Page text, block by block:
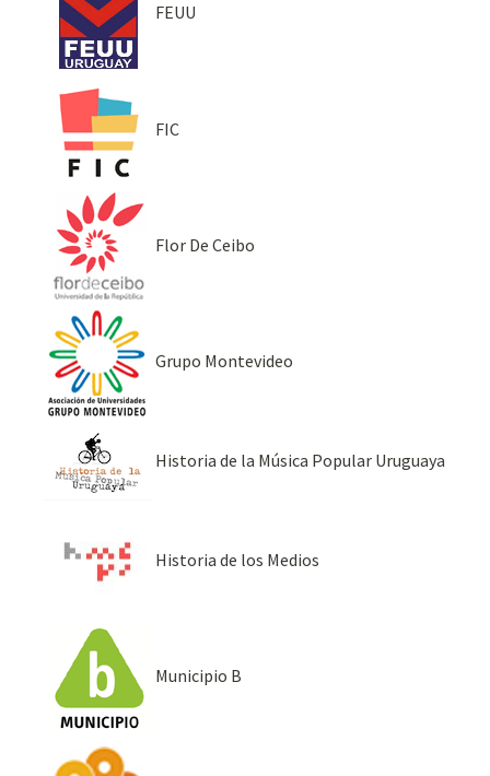
FEUU
FIC
Flor De Ceibo
Grupo Montevideo
Historia de la Música Popular Uruguaya
Historia de los Medios
Municipio B